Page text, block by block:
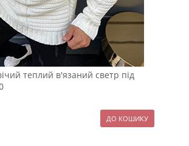
теплий в'язаний светр під